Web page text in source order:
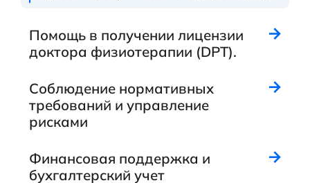
Помощь в получении лицензии
доктора физиотерапии (DPT).
Соблюдение нормативных
требований и управление
рисками
Финансовая поддержка и
бухгалтерский учет